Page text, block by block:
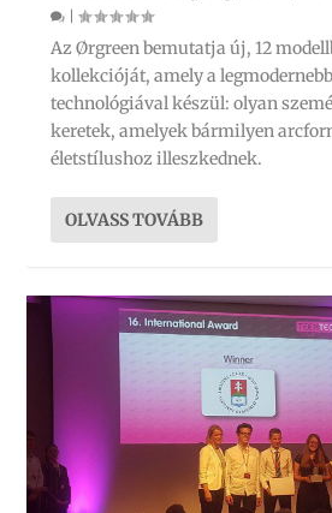
|
Az Ørgreen bemutatja új, 12
kollekcióját, amely a
technológiával készül: olyan
keretek, amelyek bármilyen
életstílushoz illeszkednek.
OLVASS TOVÁBB